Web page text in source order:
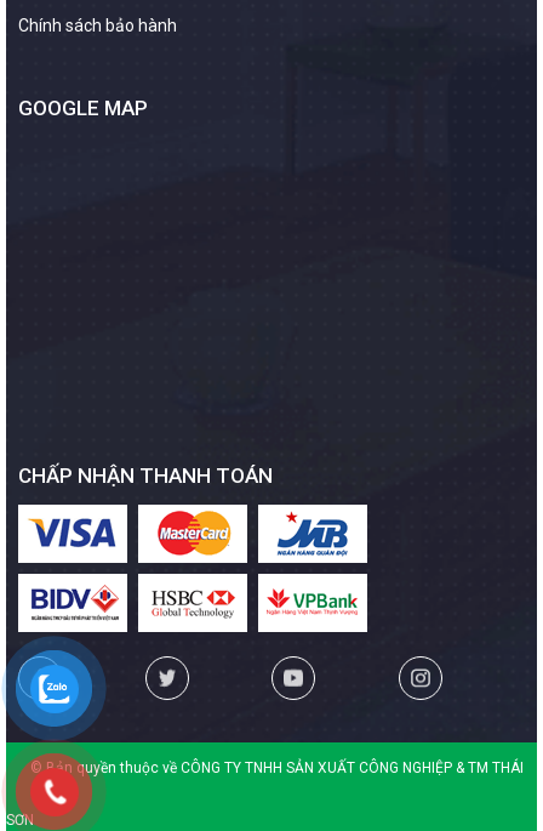
Chính sách bảo hành
GOOGLE MAP
CHẤP NHẬN THANH TOÁN
© Bản quyền thuộc về CÔNG TY TNHH SẢN XUẤT CÔNG NGHIỆP & TM THÁI
SƠN